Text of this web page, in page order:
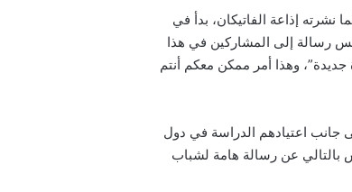
نشرته إذاعة الفاتيكان، بدأ في
رسالة إلى المشاركين في هذا
جديدة”، وهذا أمر ممكن معكم أنتم
جانب اعتيادهم الدراسة في دول
بالتالي عن رسالة هامة لشباب